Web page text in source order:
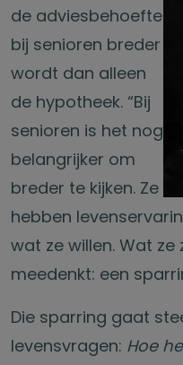
de adviesbehoefte
bij senioren breder
wordt dan alleen
de hypotheek. “Bij
senioren is het nog
belangrijker om
breder te kijken. Ze
hebben
wat ze willen. Wat
meedenkt: een
Die sparring gaat
levensvragen: Hoe